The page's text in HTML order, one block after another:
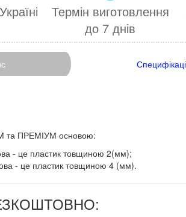
Термін виготовлення
до 7 днів
та ПРЕМІУМ основою:
- це пластик товщиною 2(мм);
- це пластик товщиною 4 (мм).